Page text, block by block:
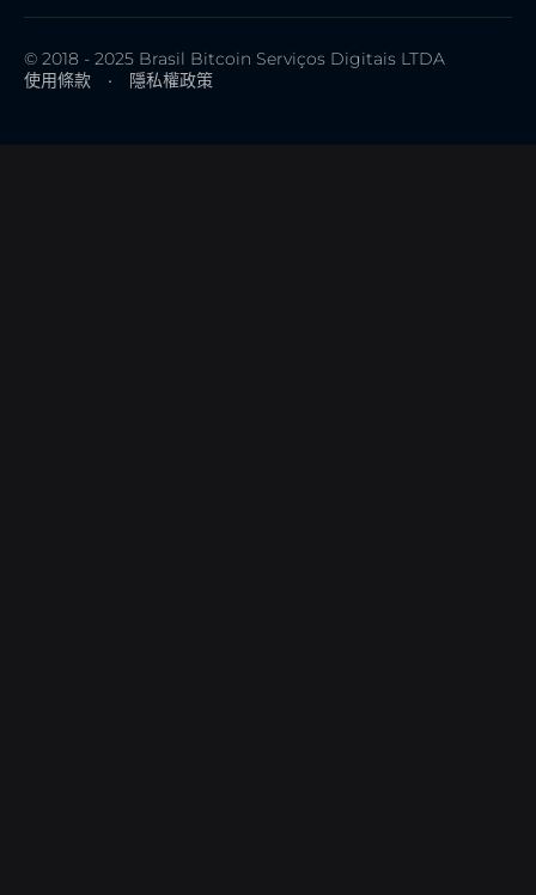
© 2018 - 2025 Brasil Bitcoin Serviços Digitais LTDA
使用條款
• 隱私權政策